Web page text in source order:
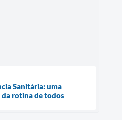
Sanitária: uma
rotina de todos